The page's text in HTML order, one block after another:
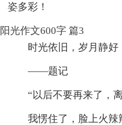
姿多彩！
阳光作文600字 篇3
时光依旧，岁月静好
——题记
“以后不要再来了，
我愣住了，脸上火